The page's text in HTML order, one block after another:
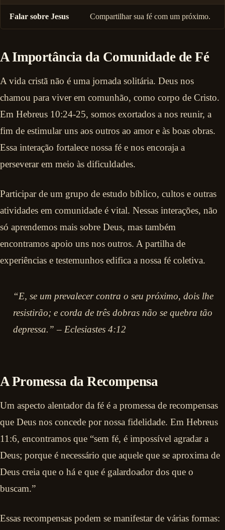
Falar sobre Jesus Compartilhar sua fé com um próximo.
A Importância da Comunidade de Fé
A vida cristã não é uma jornada solitária. Deus nos
chamou para viver em comunhão, como corpo de Cristo.
Em Hebreus 10:24-25, somos exortados a nos reunir, a
fim de estimular uns aos outros ao amor e às boas obras.
Essa interação fortalece nossa fé e nos encoraja a
perseverar em meio às dificuldades.
Participar de um grupo de estudo bíblico, cultos e outras
atividades em comunidade é vital. Nessas interações, não
só aprendemos mais sobre Deus, mas também
encontramos apoio uns nos outros. A partilha de
experiências e testemunhos edifica a nossa fé coletiva.
“E, se um prevalecer contra o seu próximo, dois lhe
resistirão; e corda de três dobras não se quebra tão
depressa.” – Eclesiastes 4:12
A Promessa da Recompensa
Um aspecto alentador da fé é a promessa de recompensas
que Deus nos concede por nossa fidelidade. Em Hebreus
11:6, encontramos que “sem fé, é impossível agradar a
Deus; porque é necessário que aquele que se aproxima de
Deus creia que o há e que é galardoador dos que o
buscam.”
Essas recompensas podem se manifestar de várias formas: